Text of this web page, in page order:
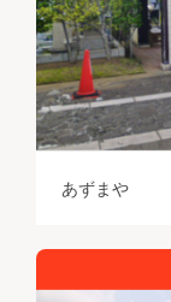
あずまや